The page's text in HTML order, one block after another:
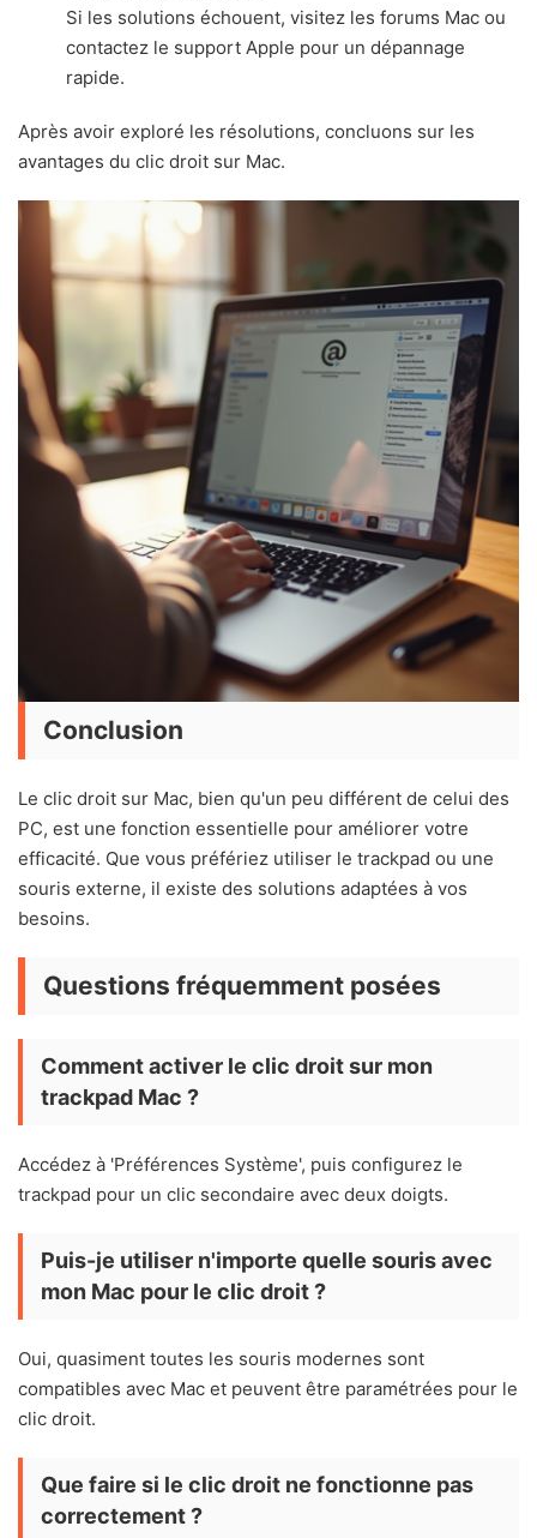
Si les solutions échouent, visitez les forums Mac ou
contactez le support Apple pour un dépannage
rapide.
Après avoir exploré les résolutions, concluons sur les
avantages du clic droit sur Mac.
Conclusion
Le clic droit sur Mac, bien qu'un peu différent de celui des
PC, est une fonction essentielle pour améliorer votre
efficacité. Que vous préfériez utiliser le trackpad ou une
souris externe, il existe des solutions adaptées à vos
besoins.
Questions fréquemment posées
Comment activer le clic droit sur mon
trackpad Mac ?
Accédez à 'Préférences Système', puis configurez le
trackpad pour un clic secondaire avec deux doigts.
Puis-je utiliser n'importe quelle souris avec
mon Mac pour le clic droit ?
Oui, quasiment toutes les souris modernes sont
compatibles avec Mac et peuvent être paramétrées pour le
clic droit.
Que faire si le clic droit ne fonctionne pas
correctement ?